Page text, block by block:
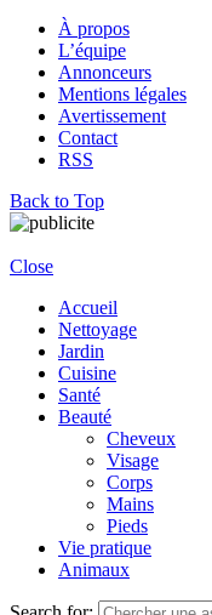
À propos
L’équipe
Annonceurs
Mentions légales
Avertissement
Contact
RSS
Back to Top
Close
Accueil
Nettoyage
Jardin
Cuisine
Santé
Beauté
Cheveux
Visage
Corps
Mains
Pieds
Vie pratique
Animaux